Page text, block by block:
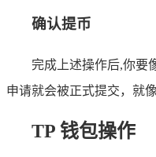
确认提币
完成上述操作后,你要
申请就会被正式提交，就
TP 钱包操作